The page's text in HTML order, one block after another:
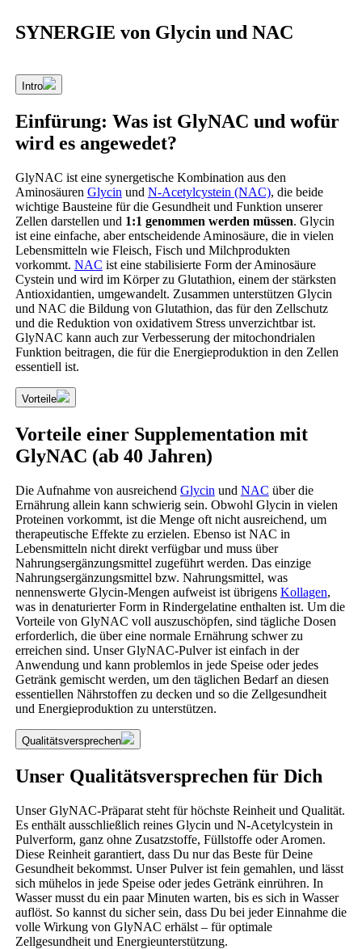
SYNERGIE von Glycin und NAC
Intro
Einfürung: Was ist GlyNAC und wofür
wird es angewedet?
GlyNAC ist eine synergetische Kombination aus den
Aminosäuren Glycin und N-Acetylcystein (NAC), die beide
wichtige Bausteine für die Gesundheit und Funktion unserer
Zellen darstellen und 1:1 genommen werden müssen. Glycin
ist eine einfache, aber entscheidende Aminosäure, die in vielen
Lebensmitteln wie Fleisch, Fisch und Milchprodukten
vorkommt. NAC ist eine stabilisierte Form der Aminosäure
Cystein und wird im Körper zu Glutathion, einem der stärksten
Antioxidantien, umgewandelt. Zusammen unterstützen Glycin
und NAC die Bildung von Glutathion, das für den Zellschutz
und die Reduktion von oxidativem Stress unverzichtbar ist.
GlyNAC kann auch zur Verbesserung der mitochondrialen
Funktion beitragen, die für die Energieproduktion in den Zellen
essentiell ist.
Vorteile
Vorteile einer Supplementation mit
GlyNAC (ab 40 Jahren)
Die Aufnahme von ausreichend Glycin und NAC über die
Ernährung allein kann schwierig sein. Obwohl Glycin in vielen
Proteinen vorkommt, ist die Menge oft nicht ausreichend, um
therapeutische Effekte zu erzielen. Ebenso ist NAC in
Lebensmitteln nicht direkt verfügbar und muss über
Nahrungsergänzungsmittel zugeführt werden. Das einzige
Nahrungsergänzungsmittel bzw. Nahrungsmittel, was
nennenswerte Glycin-Mengen aufweist ist übrigens Kollagen,
was in denaturierter Form in Rindergelatine enthalten ist. Um die
Vorteile von GlyNAC voll auszuschöpfen, sind tägliche Dosen
erforderlich, die über eine normale Ernährung schwer zu
erreichen sind. Unser GlyNAC-Pulver ist einfach in der
Anwendung und kann problemlos in jede Speise oder jedes
Getränk gemischt werden, um den täglichen Bedarf an diesen
essentiellen Nährstoffen zu decken und so die Zellgesundheit
und Energieproduktion zu unterstützen.
Qualitätsversprechen
Unser Qualitätsversprechen für Dich
Unser GlyNAC-Präparat steht für höchste Reinheit und Qualität.
Es enthält ausschließlich reines Glycin und N-Acetylcystein in
Pulverform, ganz ohne Zusatzstoffe, Füllstoffe oder Aromen.
Diese Reinheit garantiert, dass Du nur das Beste für Deine
Gesundheit bekommst. Unser Pulver ist fein gemahlen, und lässt
sich mühelos in jede Speise oder jedes Getränk einrühren. In
Wasser musst du ein paar Minuten warten, bis es sich in Wasser
auflöst. So kannst du sicher sein, dass Du bei jeder Einnahme die
volle Wirkung von GlyNAC erhälst – für optimale
Zellgesundheit und Energieunterstützung.